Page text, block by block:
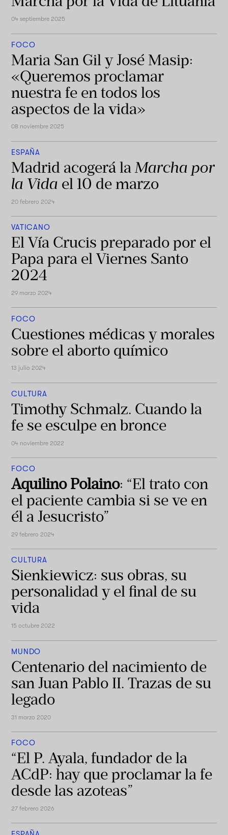
04 septiembre 2025
FOCO
Maria San Gil y José Masip:
«Queremos proclamar
nuestra fe en todos los
aspectos de la vida»
08 noviembre 2025
ESPAÑA
Madrid acogerá la Marcha por
la Vida el 10 de marzo
20 febrero 2024
VATICANO
El Vía Crucis preparado por el
Papa para el Viernes Santo
2024
29 marzo 2024
FOCO
Cuestiones médicas y morales
sobre el aborto químico
13 julio 2024
CULTURA
Timothy Schmalz. Cuando la
fe se esculpe en bronce
04 noviembre 2022
FOCO
Aquilino Polaino: “El trato con
el paciente cambia si se ve en
él a Jesucristo”
29 febrero 2024
CULTURA
Sienkiewicz: sus obras, su
personalidad y el final de su
vida
15 octubre 2022
MUNDO
Centenario del nacimiento de
san Juan Pablo II. Trazas de su
legado
31 marzo 2020
FOCO
“El P. Ayala, fundador de la
ACdP: hay que proclamar la fe
desde las azoteas”
27 febrero 2026